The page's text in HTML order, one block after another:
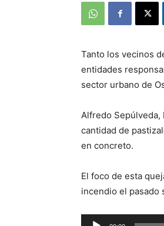
Tanto los vecinos
entidades
sector urbano de
Alfredo Sepúlveda,
cantidad de
en concreto.
El foco de esta
incendio el pasado
Reproductor